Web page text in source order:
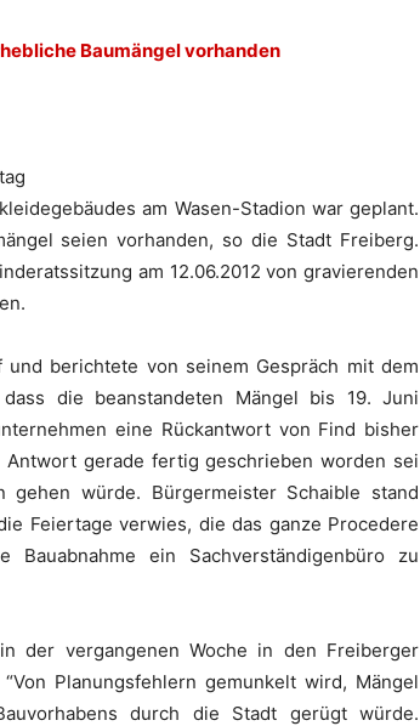
Baumängel vorhanden
am Wasen-Stadion war geplant.
seien vorhanden, so die Stadt Freiberg.
am 12.06.2012 von gravierenden
berichtete von seinem Gespräch mit dem
die beanstandeten Mängel bis 19. Juni
eine Rückantwort von Find bisher
gerade fertig geschrieben worden sei
gehen würde. Bürgermeister Schaible stand
Feiertage verwies, die das ganze Procedere
ein Sachverständigenbüro zu
der vergangenen Woche in den Freiberger
Planungsfehlern gemunkelt wird, Mängel
durch die Stadt gerügt würde.